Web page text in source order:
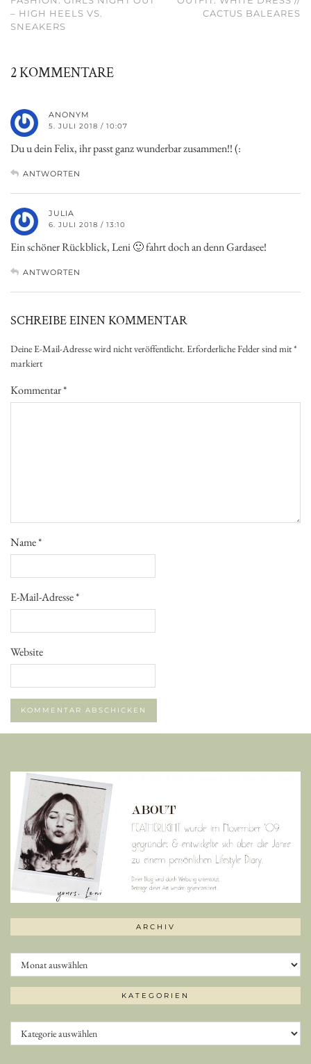
– HIGH HEELS VS.
SNEAKERS
CACTUS BALEARES
2 KOMMENTARE
ANONYM
5. JULI 2018 / 10:07
Du u dein Felix, ihr passt ganz wunderbar zusammen!! (:
ANTWORTEN
JULIA
6. JULI 2018 / 13:10
Ein schöner Rückblick, Leni 🙂 fahrt doch an denn Gardasee!
ANTWORTEN
SCHREIBE EINEN KOMMENTAR
Deine E-Mail-Adresse wird nicht veröffentlicht.Erforderliche Felder sind mit*
markiert
Kommentar*
Name*
E-Mail-Adresse*
Website
ARCHIV
Archiv
KATEGORIEN
Kategorien